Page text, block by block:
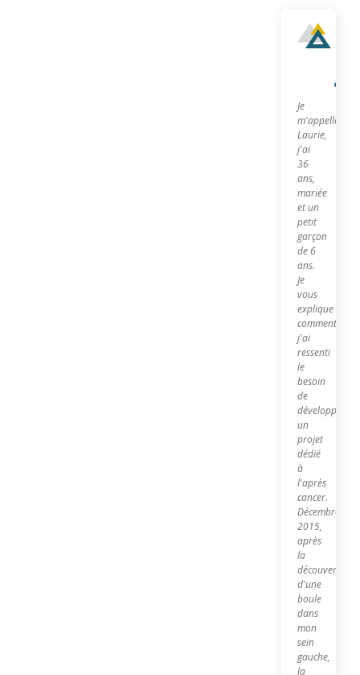
Je
m'appelle
Laurie,
j'ai
36
ans,
mariée
et un
petit
garçon
de 6
ans.
Je
vous
explique
comment
j'ai
ressenti
le
besoin
de
développer
un
projet
dédié
à
l'après
cancer.
Décembre
2015,
après
la
découverte
d'une
boule
dans
mon
sein
gauche,
la